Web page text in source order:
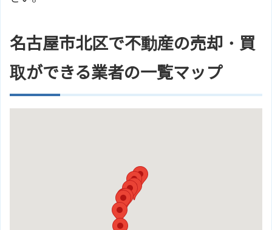
名古屋市北区で不動産の売却・買
取ができる業者の一覧マップ